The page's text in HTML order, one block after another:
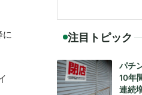
に
注目トピック
パチ
10年
連続